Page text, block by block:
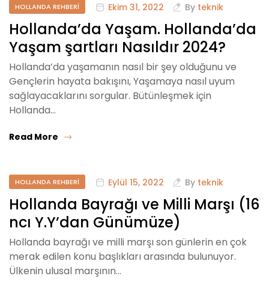
HOLLANDA REHBERI Ekim 31, 2022 By teknik
Hollanda’da Yaşam. Hollanda’da
Yaşam şartları Nasıldır 2024?
Hollanda’da yaşamanın nasıl bir şey olduğunu ve
Gençlerin hayata bakışını, Yaşamaya nasıl uyum
sağlayacaklarını sorgular. Bütünleşmek için
Hollanda…
Read More
HOLLANDA REHBERI Eylül 15, 2022 By teknik
Hollanda Bayrağı ve Milli Marşı (16
ncı Y.Y’dan Günümüze)
Hollanda bayrağı ve milli marşı son günlerin en çok
merak edilen konu başlıkları arasında bulunuyor.
Ülkenin ulusal marşının…